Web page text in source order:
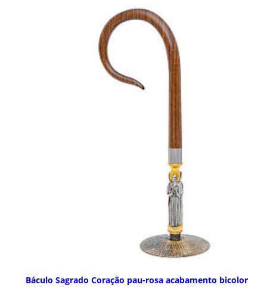
Báculo Sagrado Coração pau-rosa acabamento bicolor